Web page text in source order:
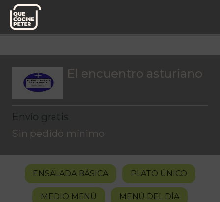
Menú del día
El encuentro asturiano
Envío gratis
Sin pedido mínimo
ENSALADA BÁSICA PLATO ÚNICO
MEDIO MENÚ MENÚ DEL DÍA